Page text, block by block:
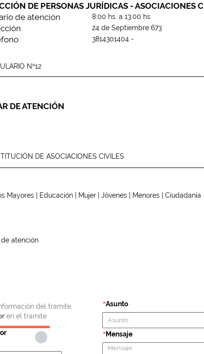
DE PERSONAS JURÍDICAS - ASOCIACIONES
de atención
8:00 hs. a 13:00 hs
24 de Septiembre 673
3814301404 -
Nº12
DE ATENCIÓN
DE ASOCIACIONES CIVILES
Mayores | Educación | Mujer | Jóvenes | Menores | Ciudadanía
atención
del tramite.
en el tramite
*Asunto
* Mensaje